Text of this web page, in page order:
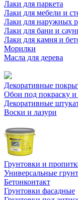
Лаки для паркета
Лаки для мебели и
Лаки для наружных
Лаки для бани и
Лаки для камня и
Морилки
Масла для дерева
Декоративные
Обои под покраску и
Декоративные
Воски и лазури
Грунтовки и
Универсальные
Бетонконтакт
Грунтовки фасадные